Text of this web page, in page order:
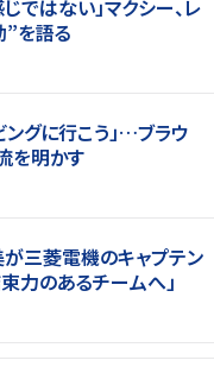
ではない」マクシー、レ
”を語る
ングに行こう」…ブラウ
を明かす
三菱電機のキャプテン
力のあるチームへ」